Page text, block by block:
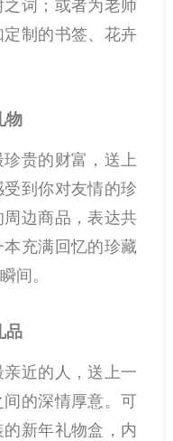
词；或者为老师
制的书签、花卉
物
贵的财富，送上
到你对友情的珍
边商品，表达共
充满回忆的珍藏
间。
品
近的人，送上一
的深情厚意。可
新年礼物盒，内